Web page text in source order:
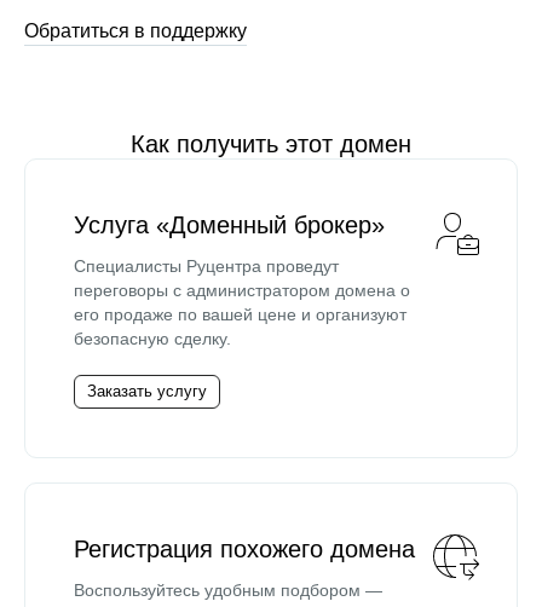
Обратиться в поддержку
Как получить этот домен
Услуга «Доменный брокер»
Специалисты Руцентра проведут
переговоры с администратором домена о
его продаже по вашей цене и организуют
безопасную сделку.
Заказать услугу
Регистрация похожего домена
Воспользуйтесь удобным подбором —